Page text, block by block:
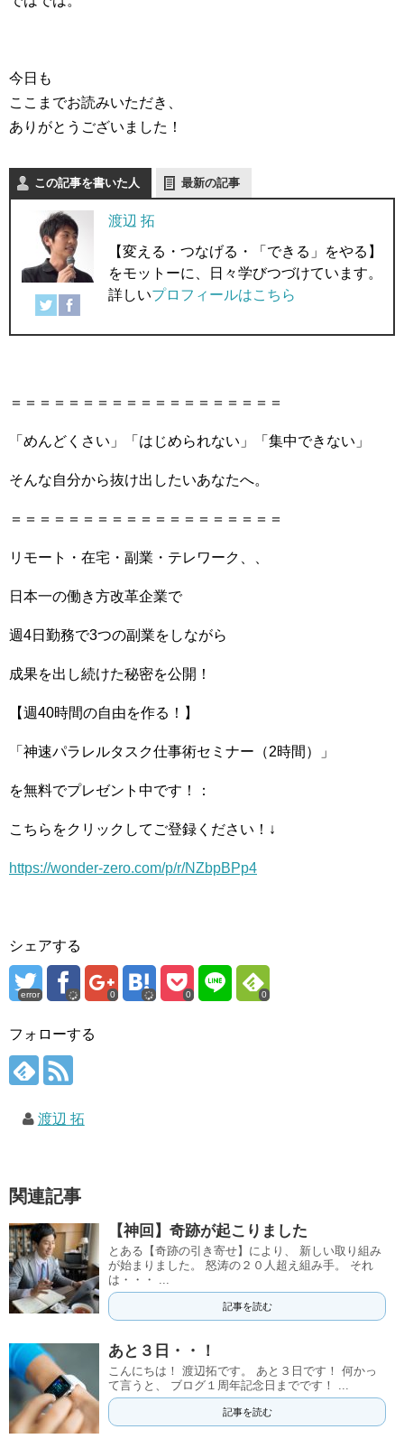
今日も
ここまでお読みいただき、
ありがとうございました！
この記事を書いた人 最新の記事
渡辺 拓
【変える・つなげる・「できる」をやる】
をモットーに、日々学びつづけています。
詳しいプロフィールはこちら
＝＝＝＝＝＝＝＝＝＝＝＝＝＝＝＝＝＝＝
「めんどくさい」「はじめられない」「集中できない」
そんな自分から抜け出したいあなたへ。
＝＝＝＝＝＝＝＝＝＝＝＝＝＝＝＝＝＝＝
リモート・在宅・副業・テレワーク、、
日本一の働き方改革企業で
週4日勤務で3つの副業をしながら
成果を出し続けた秘密を公開！
【週40時間の自由を作る！】
「神速パラレルタスク仕事術セミナー（2時間）」
を無料でプレゼント中です！：
こちらをクリックしてご登録ください！↓
https://wonder-zero.com/p/r/NZbpBPp4
シェアする
error 0 0 0
フォローする
渡辺 拓
関連記事
【神回】奇跡が起こりました
とある【奇跡の引き寄せ】により、 新しい取り組み
が始まりました。 怒涛の２０人超え組み手。 それ
は・・・ ...
記事を読む
あと３日・・！
こんにちは！ 渡辺拓です。 あと３日です！ 何かっ
て言うと、 ブログ１周年記念日までです！ ...
記事を読む